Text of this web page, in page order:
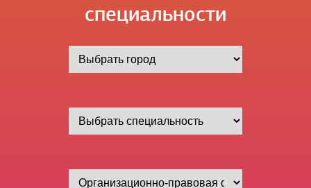
специальности